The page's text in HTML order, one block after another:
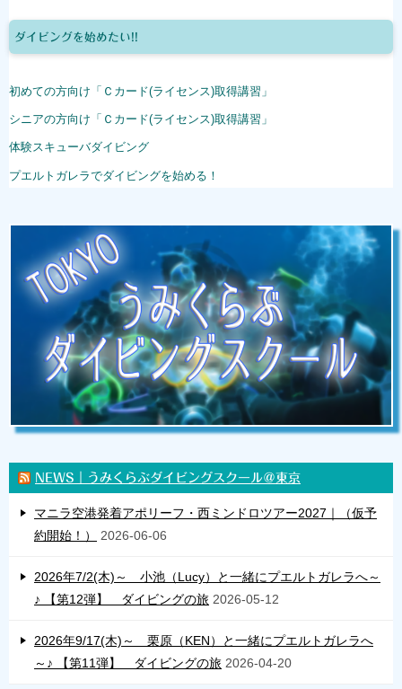
ダイビングを始めたい!!
初めての方向け「Ｃカード(ライセンス)取得講習」
シニアの方向け「Ｃカード(ライセンス)取得講習」
体験スキューバダイビング
プエルトガレラでダイビングを始める！
NEWS｜うみくらぶダイビングスクール＠東京
マニラ空港発着アポリーフ・西ミンドロツアー2027｜（仮予
約開始！）
2026-06-06
2026年7/2(木)～ 小池（Lucy）と一緒にプエルトガレラへ～
♪ 【第12弾】 ダイビングの旅 2026-05-12
2026年9/17(木)～ 栗原（KEN）と一緒にプエルトガレラへ
～♪ 【第11弾】 ダイビングの旅 2026-04-20